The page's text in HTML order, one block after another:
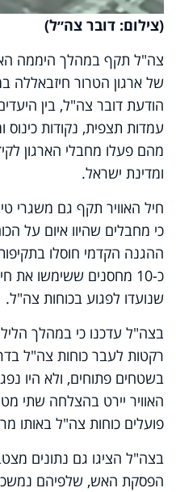
(צילום: דובר צה״ל)
של ארגון הטרור חיזבאללה
הודעת דובר צה"ל, בין
עמדות תצפית, נקודות
מהם פעלו מחבלי הארגון
ומדינת ישראל.
חיל האוויר תקף גם משגרי
כי מחבלים שהיוו איום על
ההגנה הקדמי חוסלו
כ-10 מחסנים ששימשו
שנועדו לפגוע בכוחות צה"ל.
בצה"ל עדכנו כי במהלך
רקטות לעבר כוחות צה"ל
בשטחים פתוחים, ולא היו
האוויר יירט בהצלחה שתי
פועלים כוחות צה"ל באותו
בצה"ל הציגו גם נתונים
הפסקת האש, שלפיהם